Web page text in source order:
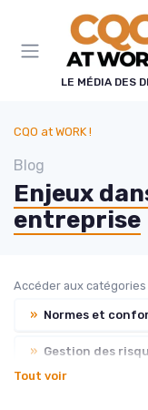
LE MÉDIA DES
CQO at WORK !
Blog
Enjeux
entreprise
Accéder aux
» Normes et
» Gestion des
Tout voir
Panneau de gestion